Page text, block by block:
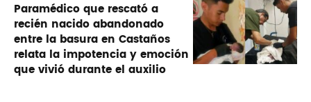
Paramédico que rescató a
recién nacido abandonado
entre la basura en Castaños
relata la impotencia y emoción
que vivió durante el auxilio